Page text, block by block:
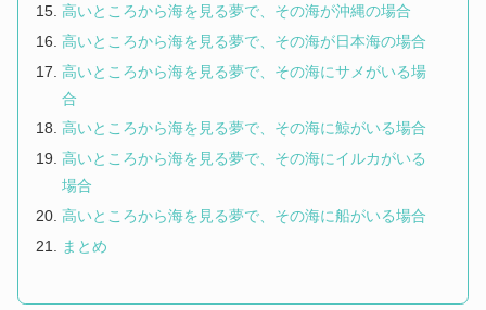
高いところから海を見る夢で、その海が沖縄の場合
高いところから海を見る夢で、その海が日本海の場合
高いところから海を見る夢で、その海にサメがいる場
合
高いところから海を見る夢で、その海に鯨がいる場合
高いところから海を見る夢で、その海にイルカがいる
場合
高いところから海を見る夢で、その海に船がいる場合
まとめ